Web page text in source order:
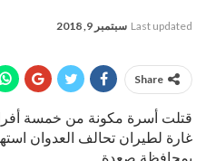
Last updated سبتمبر 9, 2018
Share
قتلت أسرة مكونة من خمسة أفراد
غارة لطيران تحالف العدوان